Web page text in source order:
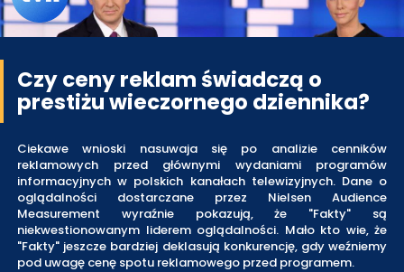
Czy ceny reklam świadczą o
prestiżu wieczornego dziennika?
Ciekawe wnioski nasuwaja się po analizie cenników
reklamowych przed głównymi wydaniami programów
informacyjnych w polskich kanałach telewizyjnych. Dane o
oglądalności dostarczane przez Nielsen Audience
Measurement wyraźnie pokazują, że "Fakty" są
niekwestionowanym liderem oglądalności. Mało kto wie, że
"Fakty" jeszcze bardziej deklasują konkurencję, gdy weźniemy
pod uwagę cenę spotu reklamowego przed programem.